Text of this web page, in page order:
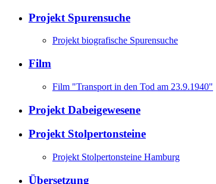
Projekt Spurensuche
Projekt biografische Spurensuche
Film
Film "Transport in den Tod am 23.9.1940"
Projekt Dabeigewesene
Projekt Stolpertonsteine
Projekt Stolpertonsteine Hamburg
Übersetzung